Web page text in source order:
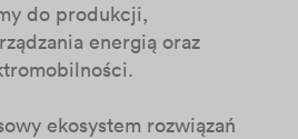
do produkcji,
energią oraz
ekosystem rozwiązań